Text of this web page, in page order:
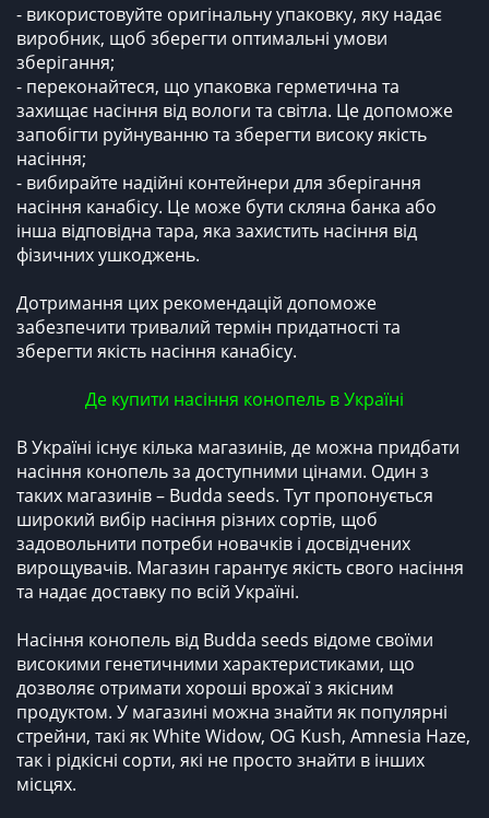
- використовуйте оригінальну упаковку, яку надає
виробник, щоб зберегти оптимальні умови
зберігання;
- переконайтеся, що упаковка герметична та
захищає насіння від вологи та світла. Це допоможе
запобігти руйнуванню та зберегти високу якість
насіння;
- вибирайте надійні контейнери для зберігання
насіння канабісу. Це може бути скляна банка або
інша відповідна тара, яка захистить насіння від
фізичних ушкоджень.
Дотримання цих рекомендацій допоможе
забезпечити тривалий термін придатності та
зберегти якість насіння канабісу.
Де купити насіння конопель в Україні
В Україні існує кілька магазинів, де можна придбати
насіння конопель за доступними цінами. Один з
таких магазинів – Budda seeds. Тут пропонується
широкий вибір насіння різних сортів, щоб
задовольнити потреби новачків і досвідчених
вирощувачів. Магазин гарантує якість свого насіння
та надає доставку по всій Україні.
Насіння конопель від Budda seeds відоме своїми
високими генетичними характеристиками, що
дозволяє отримати хороші врожаї з якісним
продуктом. У магазині можна знайти як популярні
стрейни, такі як White Widow, OG Kush, Amnesia Haze,
так і рідкісні сорти, які не просто знайти в інших
місцях.